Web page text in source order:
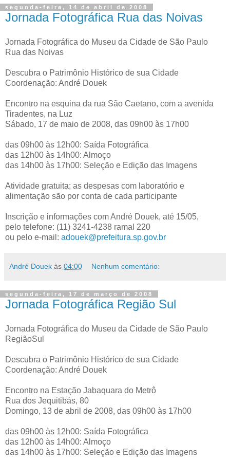
segunda-feira, 14 de abril de 2008
Jornada Fotográfica Rua das Noivas
Jornada Fotográfica do Museu da Cidade de São Paulo
Rua das Noivas
Descubra o Patrimônio Histórico de sua Cidade
Coordenação: André Douek
Encontro na esquina da rua São Caetano, com a avenida
Tiradentes, na Luz
Sábado, 17 de maio de 2008, das 09h00 às 17h00
das 09h00 às 12h00: Saída Fotográfica
das 12h00 às 14h00: Almoço
das 14h00 às 17h00: Seleção e Edição das Imagens
Atividade gratuita; as despesas com laboratório e
alimentação são por conta de cada participante
Inscrição e informações com André Douek, até 15/05,
pelo telefone: (11) 3241-4238 ramal 220
ou pelo e-mail: adouek@prefeitura.sp.gov.br
André Douek às 04:00 Nenhum comentário:
segunda-feira, 17 de março de 2008
Jornada Fotográfica Região Sul
Jornada Fotográfica do Museu da Cidade de São Paulo
RegiãoSul
Descubra o Patrimônio Histórico de sua Cidade
Coordenação: André Douek
Encontro na Estação Jabaquara do Metrô
Rua dos Jequitibás, 80
Domingo, 13 de abril de 2008, das 09h00 às 17h00
das 09h00 às 12h00: Saída Fotográfica
das 12h00 às 14h00: Almoço
das 14h00 às 17h00: Seleção e Edição das Imagens